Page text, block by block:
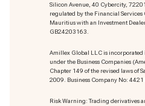
Silicon Avenue, 40 Cybercity,
regulated by the Financial
Mauritius with an Investment
GB24203163.
Amillex Global LLC is incorporated
under the Business Companies
Chapter 149 of the revised laws of
2009. Business Company No:
Risk Warning: Trading derivatives